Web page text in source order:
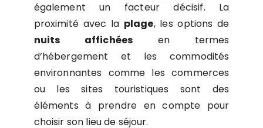
également un facteur décisif. La
proximité avec la plage, les options de
nuits affichées en termes
d’hébergement et les commodités
environnantes comme les commerces
ou les sites touristiques sont des
éléments à prendre en compte pour
choisir son lieu de séjour.